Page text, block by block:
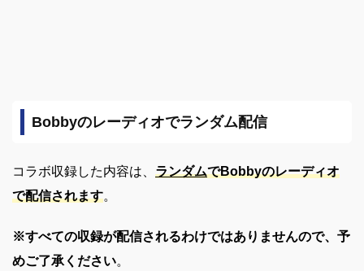
Bobbyのレーディオでランダム配信
コラボ収録した内容は、 ランダムでBobbyのレーディオ
で配信されます。
※すべての収録が配信されるわけではありませんので、予
めご了承ください。